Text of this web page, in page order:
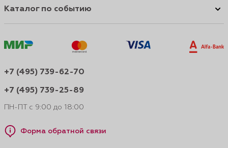
Каталог по событию
+7 (495) 739-62-70
+7 (495) 739-25-89
ПН-ПТ с 9:00 до 18:00
Форма обратной связи